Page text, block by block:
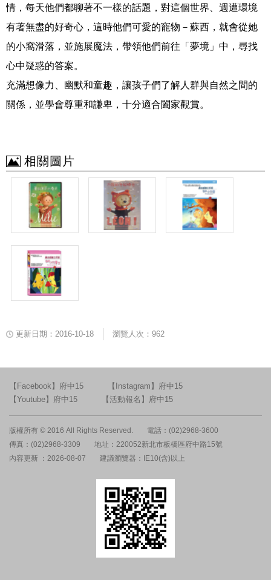
情，每天他們都聊著不一樣的話題，對這個世界、週遭環境
有著無盡的好奇心，這時他們可愛的寵物－蘇西，就會從她
的小窩滑落，並施展魔法，帶領他們前往「夢境」中，尋找
心中疑惑的答案。
充滿想像力、幽默和童趣，讓孩子們了解人群與自然之間的
關係，並學會尊重和謙卑，十分適合闔家觀賞。
相關圖片
更新日期：2016-10-18 瀏覽人次：962
【Facebook】府中15
【Instagram】府中15
【Youtube】府中15
【活動報名】府中15
版權所有 © 2016 All Rights Reserved.
電話：(02)2968-3600
傳真：(02)2968-3309
地址：220052新北市板橋區府中路15號
內容更新 ：2026-08-07
建議瀏覽器：IE10(含)以上